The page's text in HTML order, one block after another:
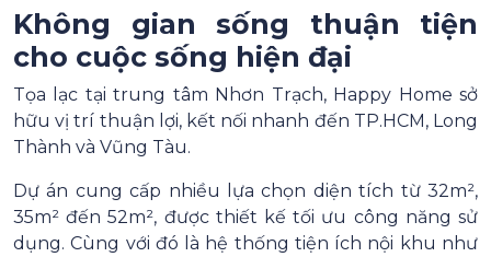
Không gian sống thuận tiện
cho cuộc sống hiện đại
Tọa lạc tại trung tâm Nhơn Trạch, Happy Home sở
hữu vị trí thuận lợi, kết nối nhanh đến TP.HCM, Long
Thành và Vũng Tàu.
Dự án cung cấp nhiều lựa chọn diện tích từ 32m²,
35m² đến 52m², được thiết kế tối ưu công năng sử
dụng. Cùng với đó là hệ thống tiện ích nội khu như